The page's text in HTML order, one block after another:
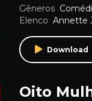
Gêneros
Elenco Annette
Download
Oito